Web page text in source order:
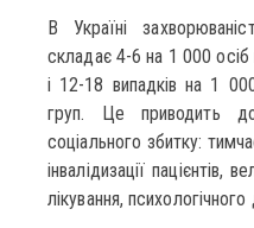
В Україні
складає 4-6 на 1 000
і 12-18 випадків на 1
груп. Це приводить
соціального збитку:
інвалідизації пацієнтів,
лікування,